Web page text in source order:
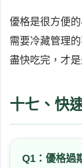
優格是很方便
需要冷藏管理
盡快吃完，才
十七、快
Q1：優格過